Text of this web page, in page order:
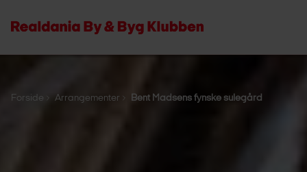
Forside Arrangementer Bent Madsens fynske sulegård